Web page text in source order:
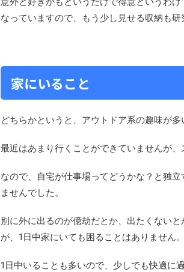
なっていますので、もう少し見せる収納も研
家にいること
どちらかというと、アウトドア系の趣味が多
最近はあまり行くことができていませんが
なので、自宅が仕事場ってどうかな？と独
ませんでした。
別に外に出るのが億劫だとか、出たくない
が、1日中家にいても困ることはありません。
1日中いることも多いので、少しでも快適に